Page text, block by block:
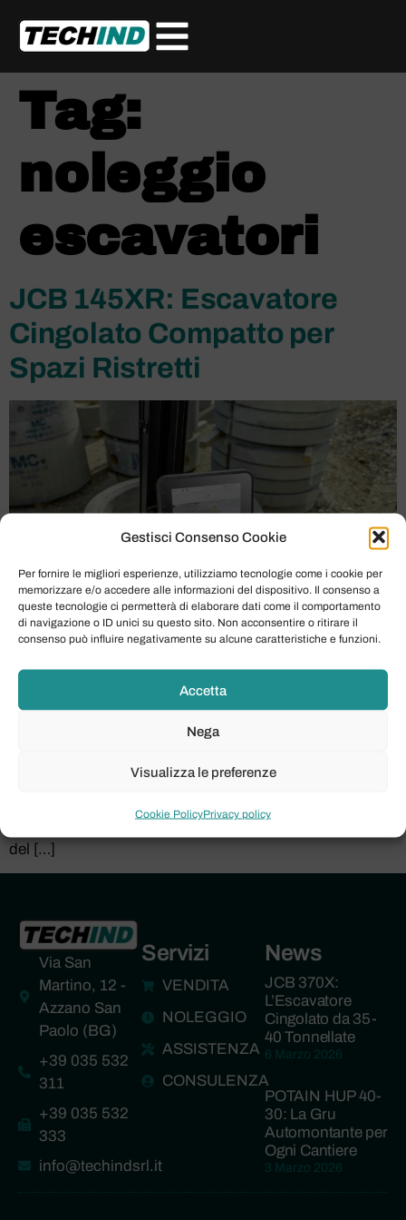
Gestisci Consenso Cookie
Per fornire le migliori esperienze, utilizziamo tecnologie come i cookie per
memorizzare e/o accedere alle informazioni del dispositivo. Il consenso a
queste tecnologie ci permetterà di elaborare dati come il comportamento
di navigazione o ID unici su questo sito. Non acconsentire o ritirare il
consenso può influire negativamente su alcune caratteristiche e funzioni.
Accetta
Nega
Visualizza le preferenze
Cookie PolicyPrivacy policy
Tag:
noleggio
escavatori
JCB 145XR: Escavatore
Cingolato Compatto per
Spazi Ristretti
GUARDA IL VIDEO: DP0128 145X 1920×1080 FINAL
Nel dinamico mondo dell’edilizia e dei lavori in cantiere,
l’efficienza e la capacità di operare in spazi ristretti sono
Techind è orgogliosa di presentare l’ultima innovazione
modello rivoluzionario, erede della solida reputazione
del […]
Via San
Martino, 12 -
Azzano San
Paolo (BG)
+39 035 532
311
+39 035 532
333
info@techindsrl.it
Servizi
VENDITA
NOLEGGIO
ASSISTENZA
CONSULENZA
News
JCB 370X:
L’Escavatore
Cingolato da 35-
40 Tonnellate
6 Marzo 2026
POTAIN HUP 40-
30: La Gru
Automontante per
Ogni Cantiere
3 Marzo 2026